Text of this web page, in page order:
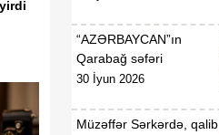
mərhələ
Xarici ölkələrin
şəbəkələrinə hücumlar
edən şəxslər
“AZƏRBAYCAN”ın
Qarabağ səfəri
30 İyun 2026
Müzəffər Sərkərdə, qalib